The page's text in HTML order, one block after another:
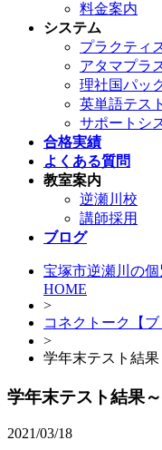
料金案内
システム
プラクティ
アタマプラ
理社国パッ
英単語テスト
サポートシ
合格実績
よくある質問
教室案内
逆瀬川校
講師採用
ブログ
宝塚市逆瀬川の
HOME
>
コネクトーク【ブ
>
学年末テスト結
学年末テスト結果
2021/03/18